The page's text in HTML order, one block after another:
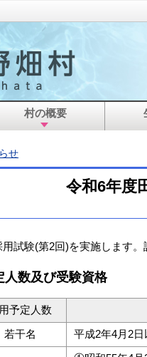
村の概要
せ
令和6年度
試験(第2回)を実施します。
人数及び受験資格
予定人数
若干名 平成2年4月2